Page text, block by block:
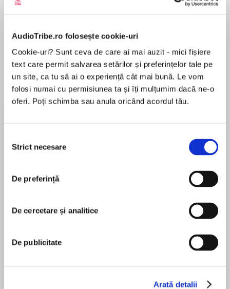
AudioTribe.ro folosește cookie-uri
Cookie-uri? Sunt ceva de care ai mai auzit - mici fișiere
text care permit salvarea setărilor și preferințelor tale pe
un site, ca tu să ai o experiență cât mai bună. Le vom
folosi numai cu permisiunea ta și îți mulțumim dacă ne-o
oferi. Poți schimba sau anula oricând acordul tău.
consimțământului
Strict necesare
De preferință
De cercetare și analitice
De publicitate
Arată detalii
Elita de Argint (Elita
Diavolul se îmbracă de
Desprecarte
Smith
Having spent her life watching her father run his
East London firm, Zara Ezra has learnt a thing or
take over when the time comes.
Mike Regan, a blast from Zara’s past, is the
head of his own firm, but when his son is
Ezras to get his little boy back alive.
MAI MULT
pentru această carte